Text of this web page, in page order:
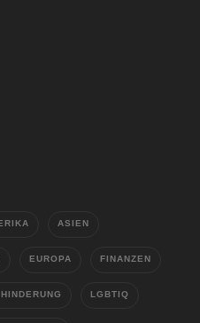
ASIEN
EUROPA FINANZEN
LGBTIQ